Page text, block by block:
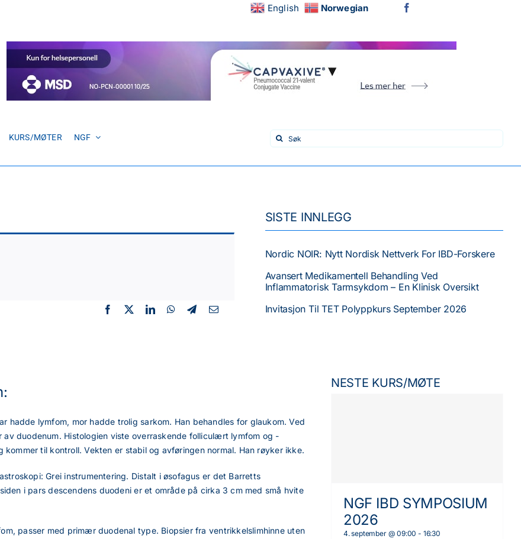
English Norwegian
KURS/MØTER NGF
Search
for:
SISTE INNLEGG
Nordic NOIR: Nytt Nordisk Nettverk For IBD-Forskere
Avansert Medikamentell Behandling Ved
Inflammatorisk Tarmsykdom – En Klinisk Oversikt
Invitasjon Til TET Polyppkurs September 2026
hadde lymfom, mor hadde trolig sarkom. Han behandles for ­glaukom. Ved
­duodenum. Histologien viste overraskende folliculært lymfom og
til kontroll. Vekten er stabil og avføringen normal. Han ­røyker ikke.
Grei instrumentering. Distalt i øsofagus er det Barretts
i pars descendens duodeni er et område på cirka 3 cm med små hvite
passer med primær duodenal type. Biopsier fra ventrikkelslimhinne uten
NESTE KURS/MØTE
NGF IBD SYMPOSIUM
2026
4. september @ 09:00 - 16:30